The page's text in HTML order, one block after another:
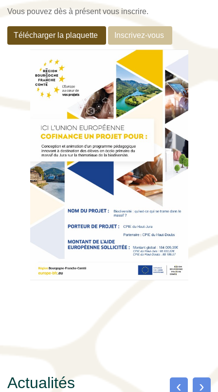
Vous pouvez dès à présent vous inscrire.
Télécharger la plaquette Inscrivez-vous
Actualités ‹ ›